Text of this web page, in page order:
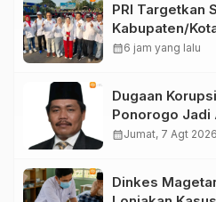
PRI Targetkan
Kabupaten/
DPR RI pada
calendar_month6 jam yang lalu
Dugaan
Ponorogo Jadi
Magetan
calendar_monthJumat, 7 Agt 2026
Dinkes